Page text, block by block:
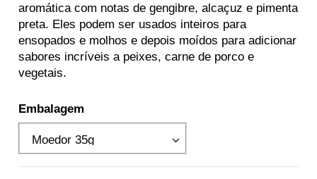
aromática com notas de gengibre, alcaçuz e pimenta
preta. Eles podem ser usados inteiros para
ensopados e molhos e depois moídos para adicionar
sabores incríveis a peixes, carne de porco e
vegetais.
Embalagem